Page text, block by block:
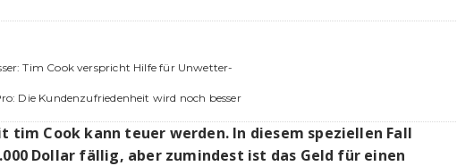
Tim Cook verspricht Hilfe für Unwetter-
Die Kundenzufriedenheit wird noch besser
tim Cook kann teuer werden. In diesem speziellen Fall
Dollar fällig, aber zumindest ist das Geld für einen